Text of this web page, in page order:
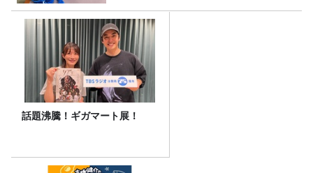
話題沸騰！ギガマート展！